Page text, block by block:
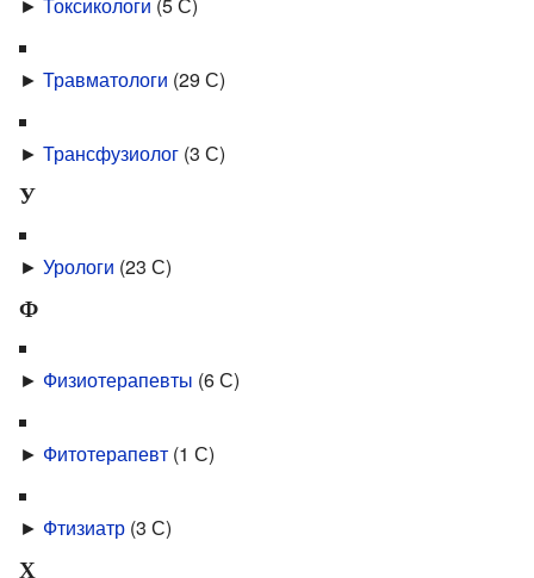
► Травматологи (29 С)
► Трансфузиолог (3 С)
У
► Урологи (23 С)
Ф
► Физиотерапевты (6 С)
► Фитотерапевт (1 С)
► Фтизиатр (3 С)
Х